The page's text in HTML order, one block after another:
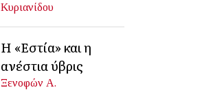
Κυριανίδου
Η «Εστία» και η
ανέστια ύβρις
Ξενοφών Α.